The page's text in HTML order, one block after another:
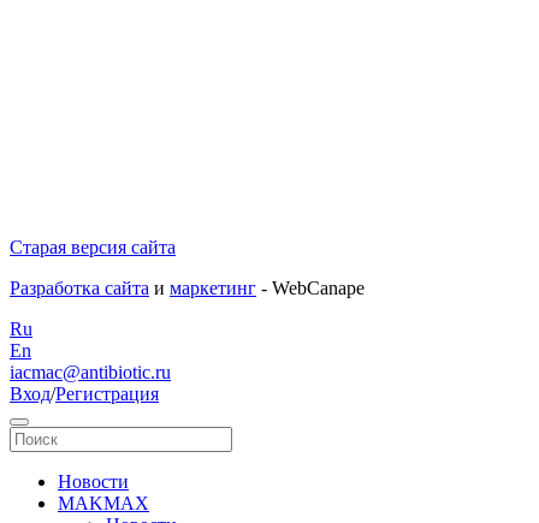
Старая версия сайта
Разработка сайта и маркетинг - WebCanape
Ru
En
iacmac@antibiotic.ru
Вход/Регистрация
Новости
MAKMAX